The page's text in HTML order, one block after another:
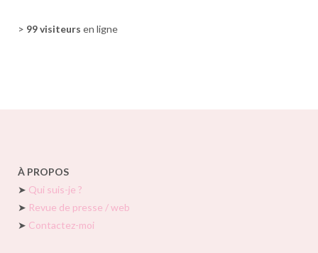
> 99 visiteurs en ligne
À PROPOS
➤ Qui suis-je ?
➤ Revue de presse / web
➤ Contactez-moi